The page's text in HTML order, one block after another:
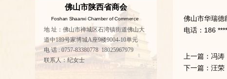
佛山市陕西省商会
Foshan Shaanxi Chamber of Commerce
地 址：佛山市禅城区石湾镇街道佛山大
道中189号家博城A座9楼9004-10单元
电 话 : 0757-83380778 18025967979
联系人：纪女士
佛山市华瑞德
电话：186
上一篇： 冯涛
下一篇： 汪荣